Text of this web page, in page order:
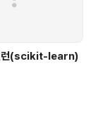
런(scikit-learn)